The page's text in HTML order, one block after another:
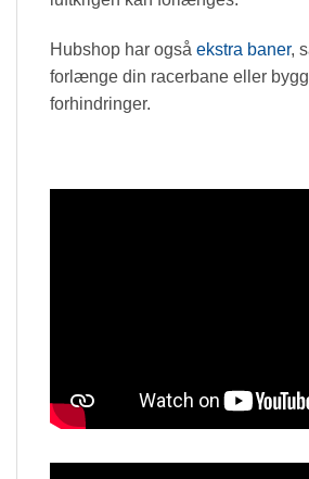
Hubshop har også ekstra baner,
forlænge din racerbane eller
forhindringer.